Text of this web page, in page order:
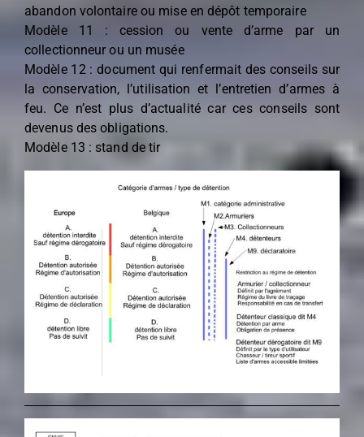
abandon volontaire ou mise en dépôt temporaire
Modèle 11 : cession ou vente d’arme par un
collectionneur ou un musée
Modèle 12 : document qui renfermait des conseils sur
la conservation, l’utilisation et l’entretien d’armes à
feu. Ce n’est plus d’actualité car ces conseils sont
devenus desobligations.
Modèle 13 : stand de tir